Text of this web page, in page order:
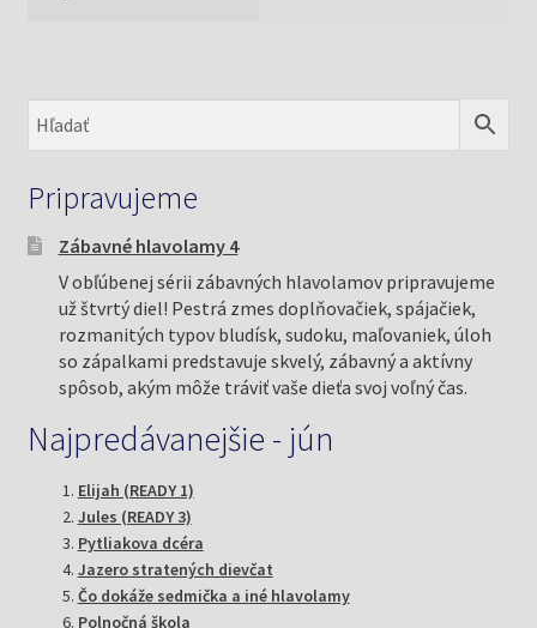
Pripravujeme
Zábavné hlavolamy 4
V obľúbenej sérii zábavných hlavolamov pripravujeme
už štvrtý diel! Pestrá zmes doplňovačiek, spájačiek,
rozmanitých typov bludísk, sudoku, maľovaniek, úloh
so zápalkami predstavuje skvelý, zábavný a aktívny
spôsob, akým môže tráviť vaše dieťa svoj voľný čas.
Najpredávanejšie - jún
Elijah (READY 1)
Jules (READY 3)
Pytliakova dcéra
Jazero stratených dievčat
Čo dokáže sedmička a iné hlavolamy
Polnočná škola